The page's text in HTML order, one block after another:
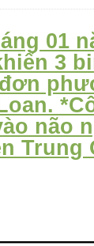
01
3
não
Trung